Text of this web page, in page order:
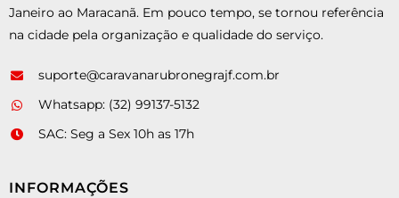
Janeiro ao Maracanã. Em pouco tempo, se tornou referência
na cidade pela organização e qualidade do serviço.
suporte@caravanarubronegrajf.com.br
Whatsapp: (32) 99137-5132
SAC: Seg a Sex 10h as 17h
INFORMAÇÕES